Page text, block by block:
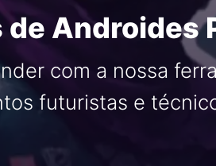
de Androides
com a nossa
futuristas e